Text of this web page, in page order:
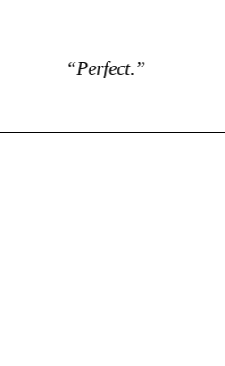
“Perfect.”